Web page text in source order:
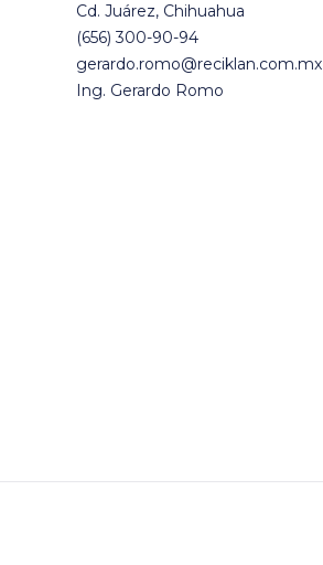
Cd. Juárez, Chihuahua
(656) 300-90-94
gerardo.romo@reciklan.com.mx
Ing. Gerardo Romo